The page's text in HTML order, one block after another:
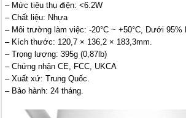
– Mức tiêu thụ điện: <6.2W
– Chất liệu: Nhựa
– Môi trường làm việc: -20°C ~ +50°C, Dưới 95%
– Kích thước: 120,7 × 136,2 × 183,3mm.
– Trọng lượng: 395g (0,87lb)
– Chứng nhận CE, FCC, UKCA
– Xuất xứ: Trung Quốc.
– Bảo hành: 24 tháng.